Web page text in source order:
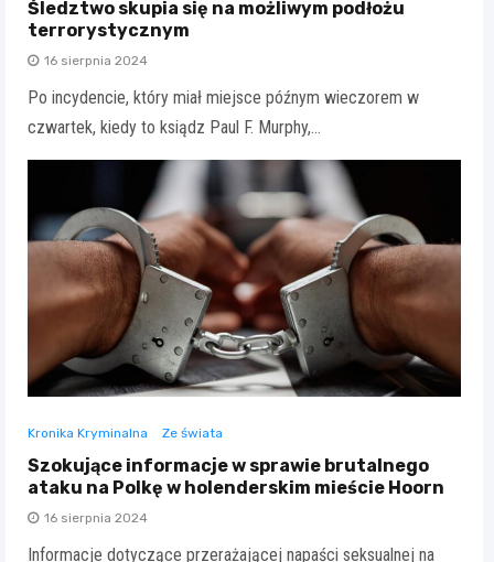
Śledztwo skupia się na możliwym podłożu
terrorystycznym
16 sierpnia 2024
Po incydencie, który miał miejsce późnym wieczorem w
czwartek, kiedy to ksiądz Paul F. Murphy,…
Kronika Kryminalna Ze świata
Szokujące informacje w sprawie brutalnego
ataku na Polkę w holenderskim mieście Hoorn
16 sierpnia 2024
Informacje dotyczące przerażającej napaści seksualnej na